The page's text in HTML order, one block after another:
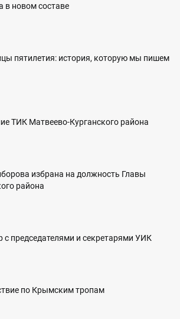
в новом составе
пятилетия: история, которую мы пишем
ТИК Матвеево-Курганского района
избрана на должность Главы
района
с председателями и секретарями УИК
по Крымским тропам